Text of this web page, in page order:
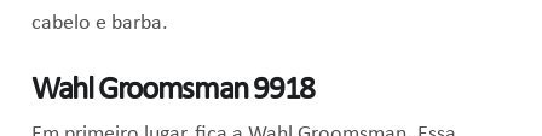
cabelo e barba.
Wahl Groomsman9918